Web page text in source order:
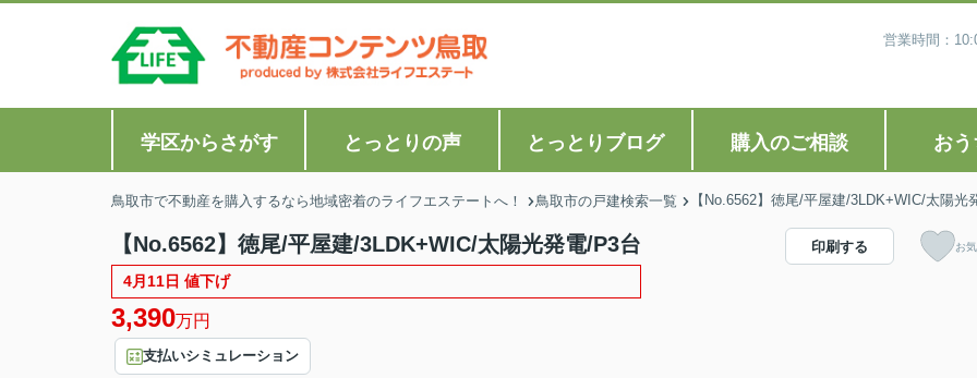
営業時間：
学区からさがす とっとりの声 とっとりブログ 購入のご相談 お
鳥取市で不動産を購入するなら地域密着のライフエステートへ！ 鳥取市の戸建検索一覧 【No.6562】徳尾/平屋建/3LDK+WIC/太陽光
【No.6562】徳尾/平屋建/3LDK+WIC/太陽光発電/P3台
4月11日 値下げ
3,390万円
支払いシミュレーション
印刷する お